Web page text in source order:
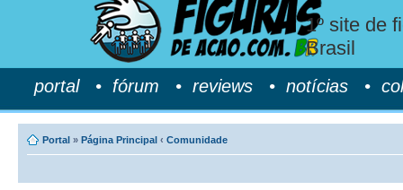
1º site de
Brasil
portal• fórum • reviews • notícias •
Portal » Página Principal ‹ Comunidade